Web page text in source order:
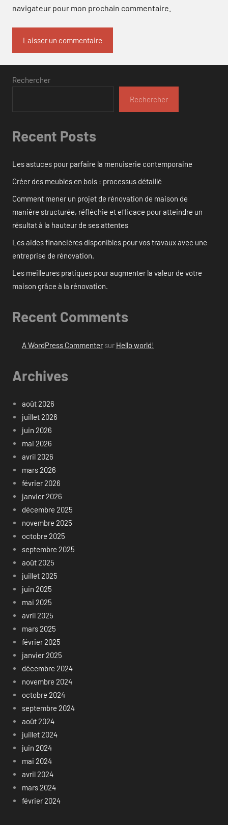
navigateur pour mon prochain commentaire.
Rechercher
Rechercher
Recent Posts
Les astuces pour parfaire la menuiserie contemporaine
Créer des meubles en bois : processus détaillé
Comment mener un projet de rénovation de maison de
manière structurée, réfléchie et efficace pour atteindre un
résultat à la hauteur de ses attentes
Les aides financières disponibles pour vos travaux avec une
entreprise de rénovation.
Les meilleures pratiques pour augmenter la valeur de votre
maison grâce à la rénovation.
Recent Comments
A WordPress Commentersur Hello world!
Archives
août 2026
juillet 2026
juin 2026
mai 2026
avril 2026
mars 2026
février 2026
janvier 2026
décembre 2025
novembre 2025
octobre 2025
septembre 2025
août 2025
juillet 2025
juin 2025
mai 2025
avril 2025
mars 2025
février 2025
janvier 2025
décembre 2024
novembre 2024
octobre 2024
septembre 2024
août 2024
juillet 2024
juin 2024
mai 2024
avril 2024
mars 2024
février 2024